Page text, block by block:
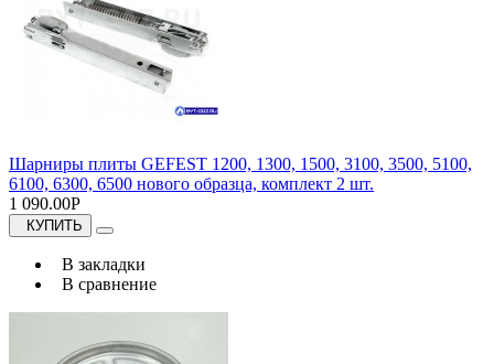
Шарниры плиты GEFEST 1200, 1300, 1500, 3100, 3500, 5100,
6100, 6300, 6500 нового образца, комплект 2 шт.
1 090.00Р
КУПИТЬ
В закладки
В сравнение